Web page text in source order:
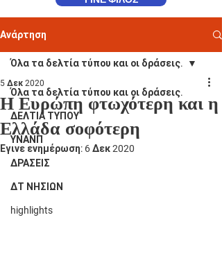
Ανάρτηση
Όλα τα δελτία τύπου και οι δράσεις.
ΔΕΛΤΙΑ ΤΥΠΟΥ
ΥΝΑΝΠ
ΔΡΑΣΕΙΣ
ΔΤ ΝΗΣΙΩΝ
highlights
Όλα τα δελτία τύπου και οι δράσεις.
Η Ευρώπη φτωχότερη και η
Ελλάδα σοφότερη
5 Δεκ 2020
Έγινε ενημέρωση: 6 Δεκ 2020